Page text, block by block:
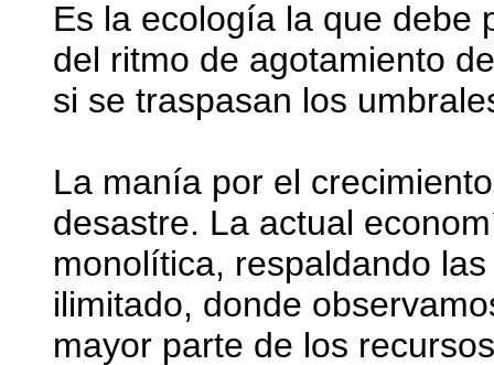
Es la ecología la que debe
del ritmo de agotamiento
si se traspasan los
La manía por el
desastre. La actual
monolítica, respaldando
ilimitado, donde
mayor parte de los